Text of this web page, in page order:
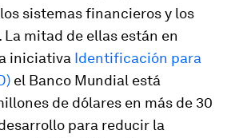
sistemas financieros y los
mitad de ellas están en
iniciativa Identificación para
el Banco Mundial está
de dólares en más de 30
para reducir la